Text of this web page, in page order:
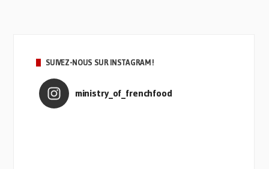
SUIVEZ-NOUS SUR INSTAGRAM !
ministry_of_frenchfood